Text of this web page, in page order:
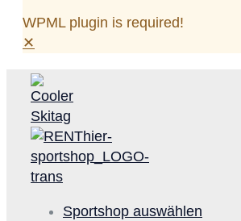
WPML plugin is required!
✕
Sportshop auswählen